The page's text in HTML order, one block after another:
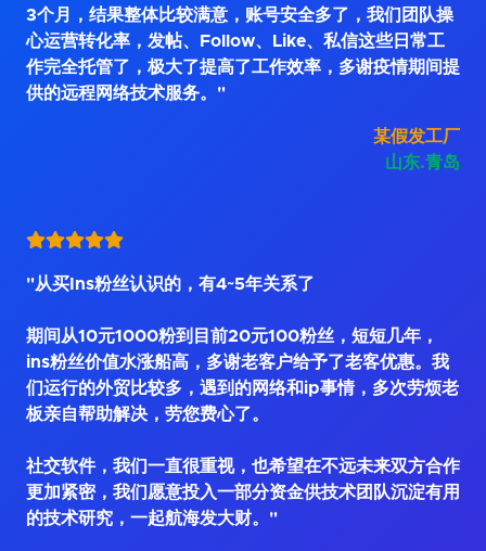
3个月，结果整体比较满意，账号安全多了，我们团队操
心运营转化率，发帖、Follow、Like、私信这些日常工
作完全托管了，极大了提高了工作效率，多谢疫情期间提
供的远程网络技术服务。"
某假发工厂
山东.青岛
"从买Ins粉丝认识的，有4~5年关系了
期间从10元1000粉到目前20元100粉丝，短短几年，
ins粉丝价值水涨船高，多谢老客户给予了老客优惠。我
们运行的外贸比较多，遇到的网络和ip事情，多次劳烦老
板亲自帮助解决，劳您费心了。
社交软件，我们一直很重视，也希望在不远未来双方合作
更加紧密，我们愿意投入一部分资金供技术团队沉淀有用
的技术研究，一起航海发大财。"